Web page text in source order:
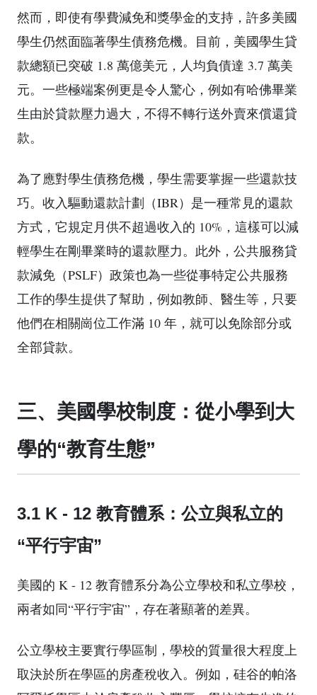
然而，即使有學費減免和獎學金的支持，許多美國
學生仍然面臨著學生債務危機。目前，美國學生貸
款總額已突破 1.8 萬億美元，人均負債達 3.7 萬美
元。一些極端案例更是令人驚心，例如有哈佛畢業
生由於貸款壓力過大，不得不轉行送外賣來償還貸
款。
為了應對學生債務危機，學生需要掌握一些還款技
巧。收入驅動還款計劃（IBR）是一種常見的還款
方式，它規定月供不超過收入的 10%，這樣可以減
輕學生在剛畢業時的還款壓力。此外，公共服務貸
款減免（PSLF）政策也為一些從事特定公共服務
工作的學生提供了幫助，例如教師、醫生等，只要
他們在相關崗位工作滿 10 年，就可以免除部分或
全部貸款。
三、美國學校制度：從小學到大
學的“教育生態”
3.1 K - 12 教育體系：公立與私立的
“平行宇宙”
美國的 K - 12 教育體系分為公立學校和私立學校，
兩者如同“平行宇宙”，存在著顯著的差異。
公立學校主要實行學區制，學校的質量很大程度上
取決於所在學區的房產稅收入。例如，硅谷的帕洛